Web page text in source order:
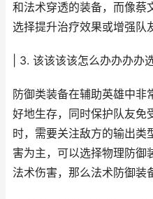
和法术穿透的装备，而像蔡
选择提升治疗效果或增强队
| 3. 该该该该怎么办办办办
防御类装备在辅助英雄中非
好地生存，同时保护队友免
时，需要关注敌方的输出类
害为主，可以选择物理防御
法术伤害，那么法术防御装